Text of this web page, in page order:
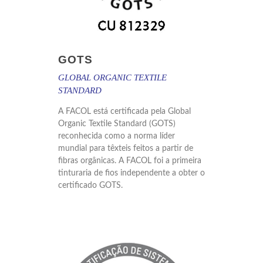
GOTS
GLOBAL ORGANIC TEXTILE
STANDARD
A FACOL está certificada pela Global
Organic Textile Standard (GOTS)
reconhecida como a norma líder
mundial para têxteis feitos a partir de
fibras orgânicas. A FACOL foi a primeira
tinturaria de fios independente a obter o
certificado GOTS.